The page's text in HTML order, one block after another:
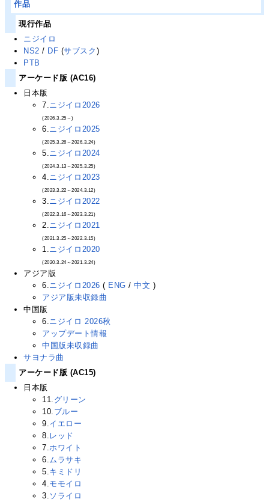
作品
現行作品
ニジイロ
NS2 / DF (サブスク )
PTB
アーケード版 (AC16)
日本版
7.ニジイロ2026
(2026.3.25～)
6.ニジイロ2025
(2025.3.26～2026.3.24)
5.ニジイロ2024
(2024.3.13～2025.3.25)
4.ニジイロ2023
(2023.3.22～2024.3.12)
3.ニジイロ2022
(2022.3.16～2023.3.21)
2.ニジイロ2021
(2021.3.25～2022.3.15)
1.ニジイロ2020
(2020.3.24～2021.3.24)
アジア版
6.ニジイロ2026 ( ENG /中文 )
アジア版未収録曲
中国版
6.ニジイロ 2026秋
アップデート情報
中国版未収録曲
サヨナラ曲
アーケード版 (AC15)
日本版
11. グリーン
10. ブルー
9.イエロー
8. レッド
7.ホワイト
6.ムラサキ
5.キミドリ
4.モモイロ
3. ソライロ